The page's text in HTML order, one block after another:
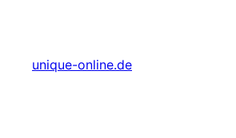
unique-online.de